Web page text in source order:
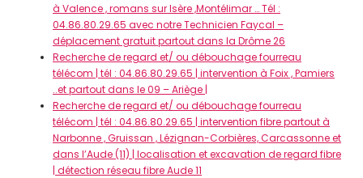
à Valence , romans sur Isère ,Montélimar … Tél :
04.86.80.29.65 avec notre Technicien Faycal –
déplacement gratuit partout dans la Drôme 26
Recherche de regard et/ ou débouchage fourreau
télécom | tél : 04.86.80.29.65 | intervention à Foix , Pamiers
..et partout dans le 09 – Ariège |
Recherche de regard et/ ou débouchage fourreau
télécom | tél : 04.86.80.29.65 | intervention fibre partout à
Narbonne , Gruissan , Lézignan-Corbières, Carcassonne et
dans l’Aude (11) | localisation et excavation de regard fibre
| détection réseau fibre Aude 11